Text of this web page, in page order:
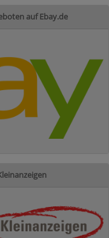
auf Ebay.de